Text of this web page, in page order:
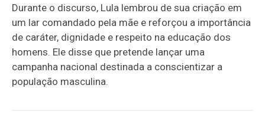
Durante o discurso, Lula lembrou de sua criação em
um lar comandado pela mãe e reforçou a importância
de caráter, dignidade e respeito na educação dos
homens. Ele disse que pretende lançar uma
campanha nacional destinada a conscientizar a
população masculina.